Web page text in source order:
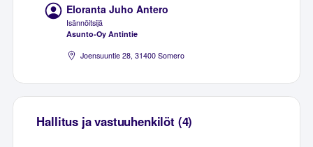
Eloranta Juho Antero
Isännöitsijä
Asunto-Oy Antintie
Joensuuntie 28, 31400 Somero
Hallitus ja vastuuhenkilöt (4)